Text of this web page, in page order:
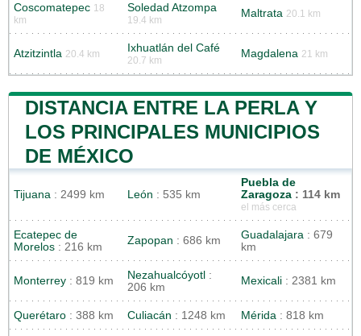
Coscomatepec 18
km
Soledad Atzompa
19.4 km
Maltrata 20.1 km
Atzitzintla 20.4 km Ixhuatlán del Café
20.7 km
Magdalena 21 km
DISTANCIA ENTRE LA PERLA Y
LOS PRINCIPALES MUNICIPIOS
DE MÉXICO
Tijuana : 2499 km León : 535 km
Puebla de
Zaragoza : 114 km
el más cerca
Ecatepec de
Morelos : 216 km
Zapopan : 686 km Guadalajara : 679
km
Monterrey : 819 km Nezahualcóyotl :
206 km
Mexicali : 2381 km
Querétaro : 388 km Culiacán : 1248 km Mérida : 818 km